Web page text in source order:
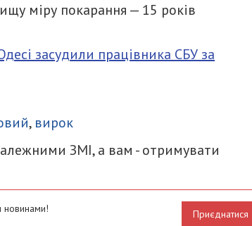
міру покарання — 15 років
засудили працівника СБУ за
, вирок
ЗМІ, а вам - отримувати
новинами! Приєднатися